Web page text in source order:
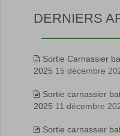
DERNIERS
Sortie Carnassier
2025 15 décembre
Sortie carnassier
2025 11 décembre
Sortie carnassier